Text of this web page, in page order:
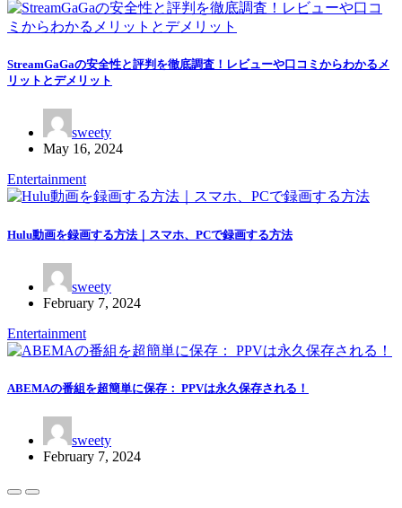
StreamGaGaの安全性と評判を徹底調査！レビューや口コミからわかるメ
リットとデメリット
sweety
May 16, 2024
Entertainment
Hulu動画を録画する方法｜スマホ、PCで録画する方法
sweety
February 7, 2024
Entertainment
ABEMAの番組を超簡単に保存： PPVは永久保存される！
sweety
February 7, 2024